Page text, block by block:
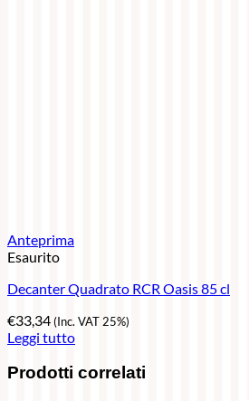
Anteprima
Esaurito
Decanter Quadrato RCR Oasis 85 cl
€33,34(Inc. VAT 25%)
Leggi tutto
Prodotti correlati